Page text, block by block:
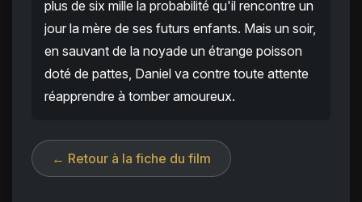
plus de six mille la probabilité qu'il rencontre un
jour la mère de ses futurs enfants. Mais un soir,
en sauvant de la noyade un étrange poisson
doté de pattes, Daniel va contre toute attente
réapprendre à tomber amoureux.
← Retour à la fiche du film